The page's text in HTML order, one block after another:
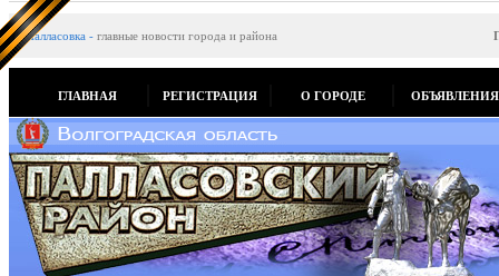
Палласовка - главные новости города и района
ГЛАВНАЯ РЕГИСТРАЦИЯ О ГОРОДЕ ОБЪЯВЛЕНИЯ